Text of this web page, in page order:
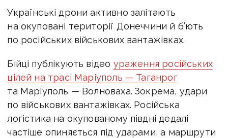
Українські дрони активно залітають
на окуповані території Донеччини й б’ють
по російських військових вантажівках.
Бійці публікують відео ураження російських
цілей на трасі Маріуполь — Таганрог
та Маріуполь — Волноваха. Зокрема, удари
по військових вантажівках. Російська
логістика на окупованому півдні дедалі
частіше опиняється під ударами, а маршрути